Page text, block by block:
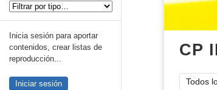
Inicia sesión para aportar
contenidos, crear listas de
reproducción...
Iniciar sesión
CP
Todos